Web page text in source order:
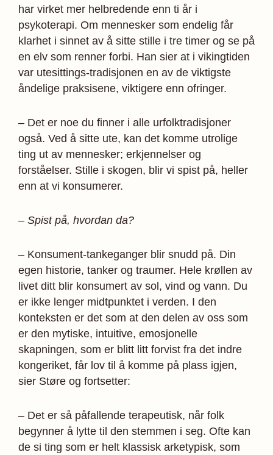
har virket mer helbredende enn ti år i
psykoterapi. Om mennesker som endelig får
klarhet i sinnet av å sitte stille i tre timer og se på
en elv som renner forbi. Han sier at i vikingtiden
var utesittings-tradisjonen en av de viktigste
åndelige praksisene, viktigere enn ofringer.
– Det er noe du finner i alle urfolktradisjoner
også. Ved å sitte ute, kan det komme utrolige
ting ut av mennesker; erkjennelser og
forståelser. Stille i skogen, blir vi spist på, heller
enn at vi konsumerer.
– Spist på, hvordan da?
– Konsument-tankeganger blir snudd på. Din
egen historie, tanker og traumer. Hele krøllen av
livet ditt blir konsumert av sol, vind og vann. Du
er ikke lenger midtpunktet i verden. I den
konteksten er det som at den delen av oss som
er den mytiske, intuitive, emosjonelle
skapningen, som er blitt litt forvist fra det indre
kongeriket, får lov til å komme på plass igjen,
sier Støre og fortsetter:
– Det er så påfallende terapeutisk, når folk
begynner å lytte til den stemmen i seg. Ofte kan
de si ting som er helt klassisk arketypisk, som